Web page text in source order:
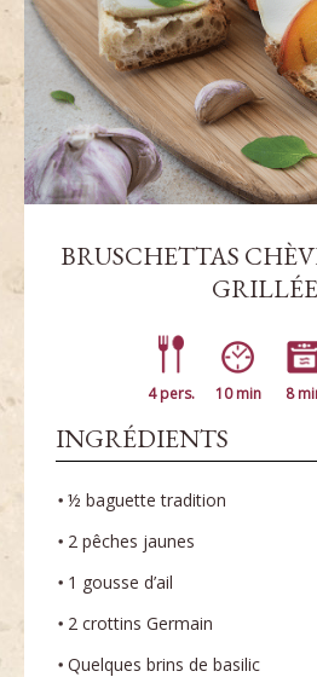
BRUSCHETTAS
4 pers. 10 min 8
INGRÉDIENTS
½ baguette tradition
2 pêches jaunes
1 gousse d’ail
2 crottins Germain
Quelques brins de basilic